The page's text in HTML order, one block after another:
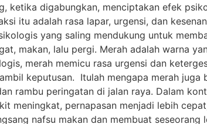
ketika digabungkan, menciptakan efek
itu adalah rasa lapar, urgensi, dan
yang saling mendukung untuk
makan, lalu pergi. Merah adalah warna
merah memicu rasa urgensi dan
keputusan. Itulah mengapa merah
rambu peringatan di jalan raya. Dalam
meningkat, pernapasan menjadi lebih
nafsu makan dan membuat